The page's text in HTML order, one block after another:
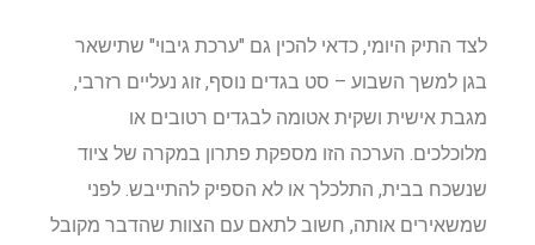
לצד התיק היומי, כדאי להכין גם "ערכת גיבוי" שתישאר
בגן למשך השבוע – סט בגדים נוסף, זוג נעליים רזרבי,
מגבת אישית ושקית אטומה לבגדים רטובים או
מלוכלכים. הערכה הזו מספקת פתרון במקרה של ציוד
שנשכח בבית, התלכלך או לא הספיק להתייבש. לפני
שמשאירים אותה, חשוב לתאם עם הצוות שהדבר מקובל